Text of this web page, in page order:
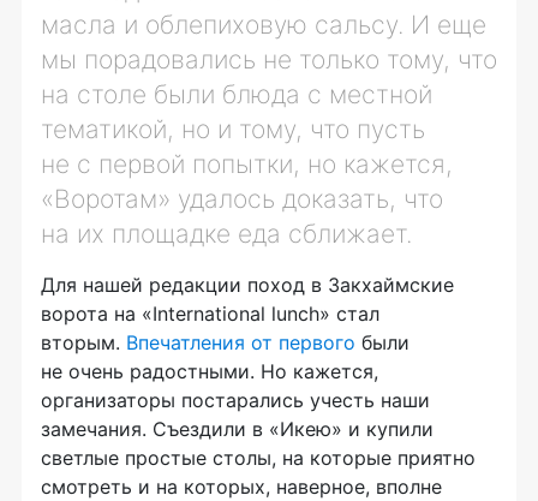
масла и облепиховую сальсу. И еще
мы порадовались не только тому, что
на столе были блюда с местной
тематикой, но и тому, что пусть
не с первой попытки, но кажется,
«Воротам» удалось доказать, что
на их площадке еда сближает.
Для нашей редакции поход в Закхаймские
ворота на «International lunch» стал
вторым. Впечатления от первого были
не очень радостными. Но кажется,
организаторы постарались учесть наши
замечания. Съездили в «Икею» и купили
светлые простые столы, на которые приятно
смотреть и на которых, наверное, вполне